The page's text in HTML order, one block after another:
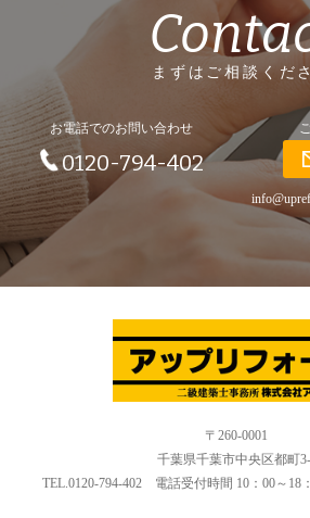
まずはご相談くだ
お電話でのお問い合わせ
0120-794-402
〒260-0001
千葉県千葉市中央区都町
TEL.0120-794-402 電話受付時間 10：00～18